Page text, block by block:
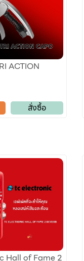
ACTION
สั่งซื้อ
Hall of Fame 2